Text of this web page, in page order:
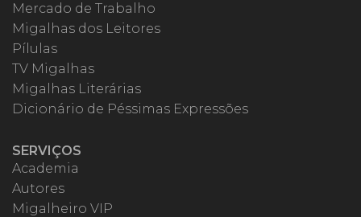
Mercado de Trabalho
Migalhas dos Leitores
Pílulas
TV Migalhas
Migalhas Literárias
Dicionário de Péssimas Expressões
SERVIÇOS
Academia
Autores
Migalheiro VIP